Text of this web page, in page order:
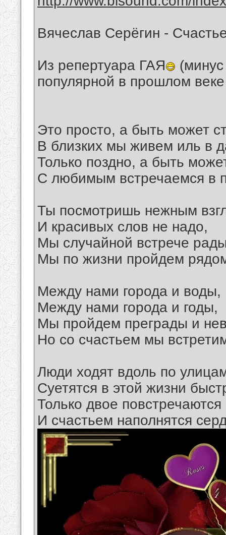
Вячеслав Серёгин -
Из репертуара ГАЯ
популярной в прошлом
Это просто, а быть может
В близких мы живем иль в
Только поздно, а быть
С любимым встречаемся в
Ты посмотришь нежным
И красивых слов не надо,
Мы случайной встрече
Мы по жизни пройдем
Между нами города и воды,
Между нами города и годы,
Мы пройдем преграды и
Но со счастьем мы
Люди ходят вдоль по
Суетятся в этой жизни
Только двое
И счастьем наполнятся